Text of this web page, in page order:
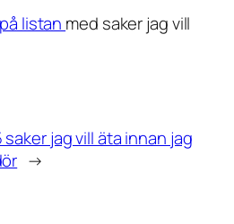
listan med saker jag vill
saker jag vill äta innan jag
→